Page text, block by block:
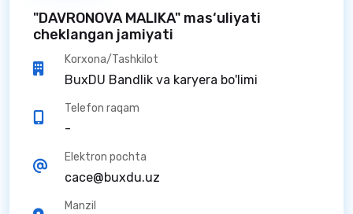
"DAVRONOVA MALIKA" mas‘uliyati
cheklangan jamiyati
Korxona/Tashkilot
BuxDU Bandlik va karyera bo'limi
Telefon raqam
-
Elektron pochta
cace@buxdu.uz
Manzil